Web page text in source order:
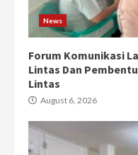
News
Forum Komunikasi
Lintas Dan
Lintas
August 6, 2026